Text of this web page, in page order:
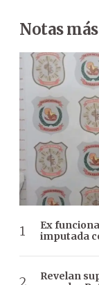
Notas
Ex
imputada
Revelan